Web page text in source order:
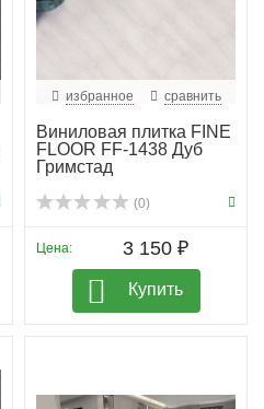
избранное сравнить
Виниловая плитка FINE
FLOOR FF-1438 Дуб
Гримстад
(0)
Цена: 3 150 ₽
Купить